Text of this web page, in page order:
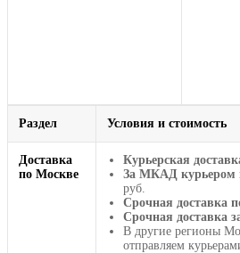
Раздел Условия и стоимость
Доставка
по Москве
Курьерская
За МКАД курьером
руб.
Срочная доставка
Срочная доставка
В другие регионы
отправляем